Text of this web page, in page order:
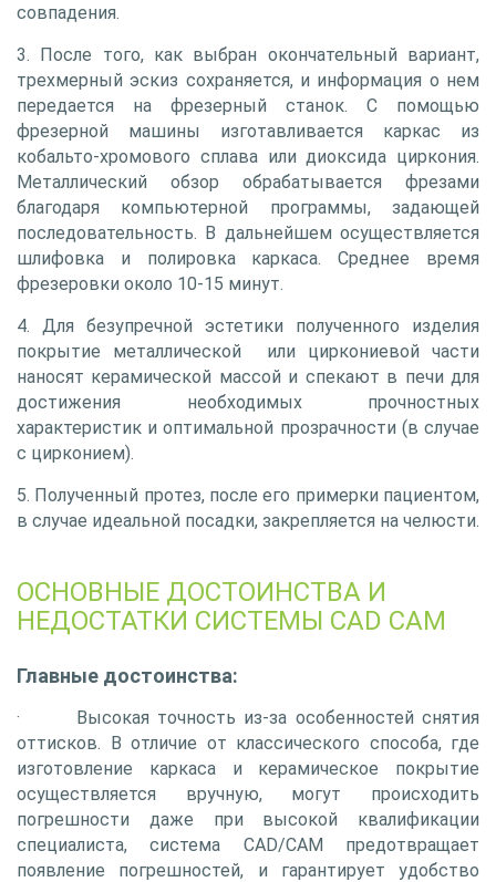
совпадения.
3. После того, как выбран окончательный вариант,
трехмерный эскиз сохраняется, и информация о нем
передается на фрезерный станок. С помощью
фрезерной машины изготавливается каркас из
кобальто-хромового сплава или диоксида циркония.
Металлический обзор обрабатывается фрезами
благодаря компьютерной программы, задающей
последовательность. В дальнейшем осуществляется
шлифовка и полировка каркаса. Среднее время
фрезеровки около 10-15 минут.
4. Для безупречной эстетики полученного изделия
покрытие металлической или циркониевой части
наносят керамической массой и спекают в печи для
достижения необходимых прочностных
характеристик и оптимальной прозрачности (в случае
с цирконием).
5. Полученный протез, после его примерки пациентом,
в случае идеальной посадки, закрепляется на челюсти.
ОСНОВНЫЕ ДОСТОИНСТВА И
НЕДОСТАТКИ СИСТЕМЫ CAD CAM
Главные достоинства:
· Высокая точность из-за особенностей снятия
оттисков. В отличие от классического способа, где
изготовление каркаса и керамическое покрытие
осуществляется вручную, могут происходить
погрешности даже при высокой квалификации
специалиста, система CAD/CAM предотвращает
появление погрешностей, и гарантирует удобство